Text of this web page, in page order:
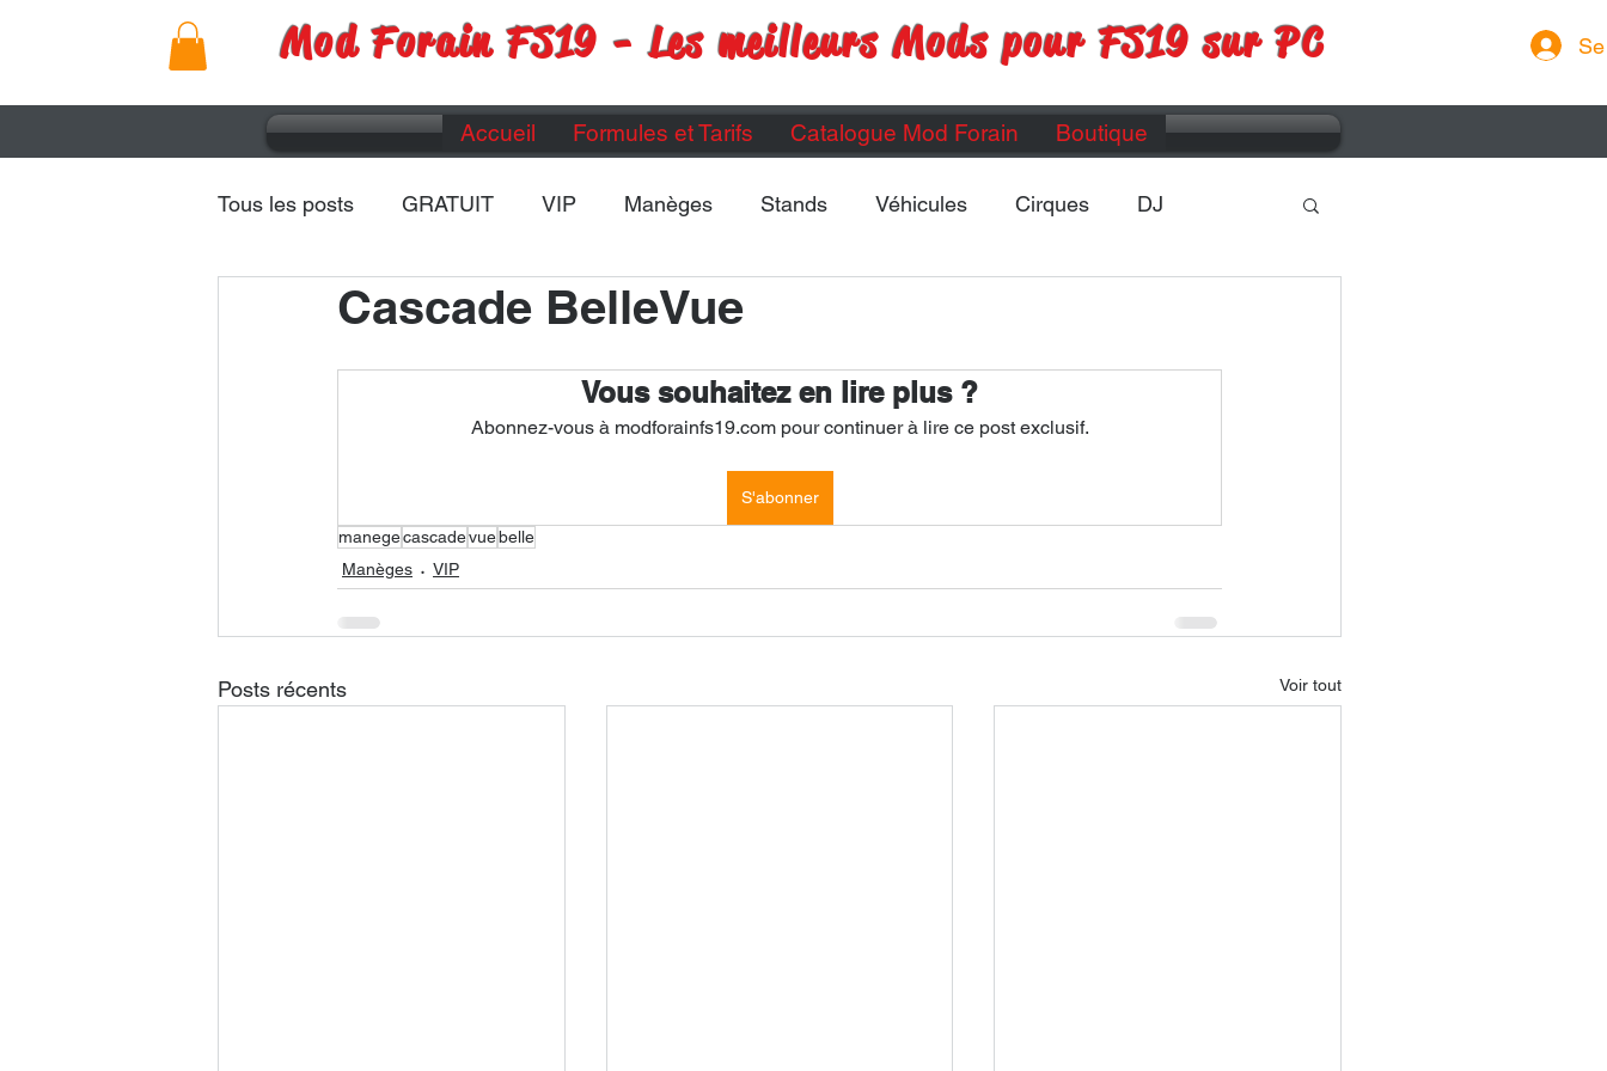
Mod Forain FS19 - Les meilleurs Mods pour FS19 sur PC
Accueil Formules et Tarifs Catalogue Mod Forain Boutique
Tous les posts GRATUIT VIP Manèges Stands Véhicules Cirques DJ
Remorques Caravanes Maps Divers
Cascade BelleVue
Vous souhaitez en lire plus ?
Abonnez-vous à modforainfs19.com pour continuer à lire ce post exclusif.
S'abonner
manegecascadevuebelle
Manèges
VIP
Posts récents Voir tout